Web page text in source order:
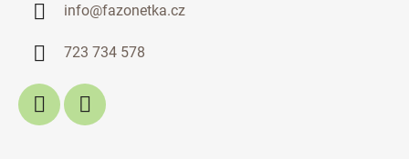
info@fazonetka.cz
723 734 578